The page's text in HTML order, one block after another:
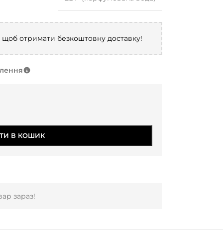
щоб отримати безкоштовну доставку!
В КОШИК
зараз!